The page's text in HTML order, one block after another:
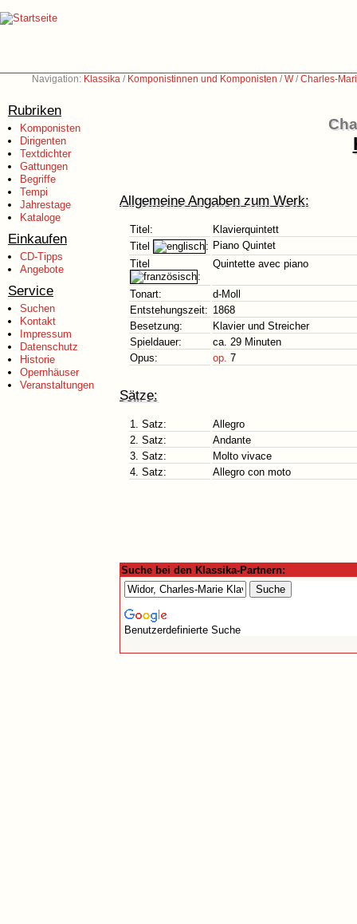
Navigation: Klassika / Komponistinnen und Komponisten /W/Charles-
Rubriken
Komponisten
Dirigenten
Textdichter
Gattungen
Begriffe
Tempi
Jahrestage
Kataloge
Einkaufen
CD-Tipps
Angebote
Service
Suchen
Kontakt
Impressum
Datenschutz
Historie
Opernhäuser
Veranstaltungen
Allgemeine Angaben zum Werk:
Titel:
Klavierquintett
Titel
: Piano Quintet
Titel
:
Quintette avec piano
Tonart:
d-Moll
Entstehungszeit: 1868
Besetzung:
Klavier und Streicher
Spieldauer:
ca. 29 Minuten
Opus:
op. 7
Sätze:
1. Satz:
Allegro
2. Satz:
Andante
3. Satz:
Molto vivace
4. Satz:
Allegro con moto
Suche bei den Klassika-Partnern:
Benutzerdefinierte Suche